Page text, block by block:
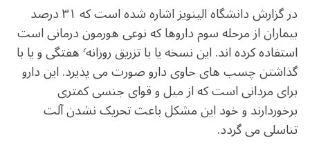
در گزارش دانشگاه الینویز اشاره شده است که ۳۱ درصد
بیماران از مرحله سوم داروها که نوعی هورمون درمانی است
استفاده کرده اند. این نسخه یا با تزریق روزانه٬ هفتگی و یا با
گذاشتن چسب های حاوی دارو صورت می پذیرد. این دارو
برای مردانی است که از میل و قوای جنسی کمتری
برخوردارند و خود این مشکل باعث تحریک نشدن آلت
تناسلی می گردد.